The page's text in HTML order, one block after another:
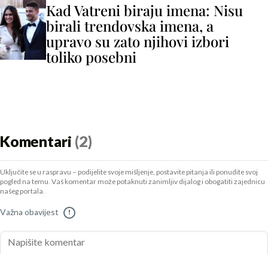
Kad Vatreni biraju imena: Nisu
birali trendovska imena, a
upravo su zato njihovi izbori
toliko posebni
Komentari (2)
Uključite se u raspravu – podijelite svoje mišljenje, postavite pitanja ili ponudite svoj
pogled na temu. Vaš komentar može potaknuti zanimljiv dijalog i obogatiti zajednicu
našeg portala.
Važna obavijest !